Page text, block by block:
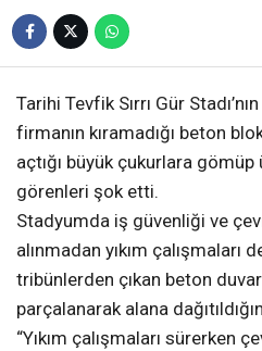
Tarihi Tevfik Sırrı Gür
firmanın kıramadığı beton
açtığı büyük çukurlara
görenleri şok etti.
Stadyumda iş güvenliği ve
alınmadan yıkım çalışmaları
tribünlerden çıkan beton
parçalanarak alana
“Yıkım çalışmaları sürerken